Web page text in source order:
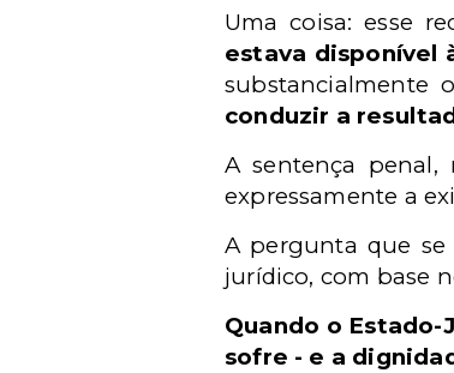
Uma coisa: esse
estava disponível
substancialmente
conduzir a
A sentença penal,
expressamente a
A pergunta que
jurídico, com base
Quando o
sofre - e a